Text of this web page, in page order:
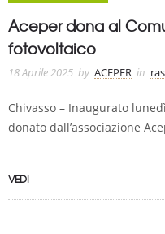
Aceper dona al
fotovoltaico
18 Aprile 2025 by ACEPER in
Chivasso – Inaugurato
donato dall’associazione
VEDI